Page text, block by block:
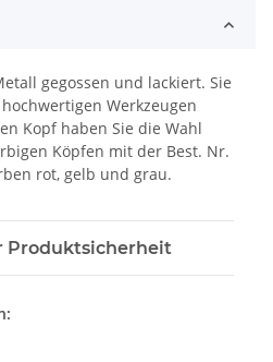
gegossen und lackiert. Sie
Werkzeugen
Kopf haben Sie die Wahl
Köpfen mit der Best. Nr.
rot, gelb und grau.
Produktsicherheit